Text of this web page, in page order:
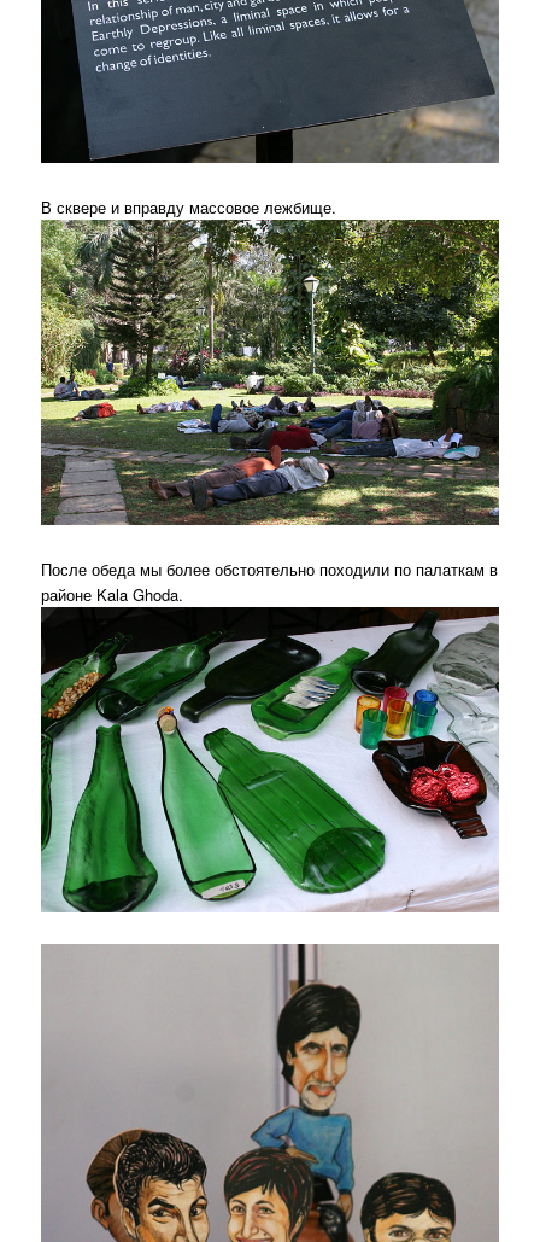
В сквере и вправду массовое лежбище.
После обеда мы более обстоятельно походили по палаткам в
районе Kala Ghoda.